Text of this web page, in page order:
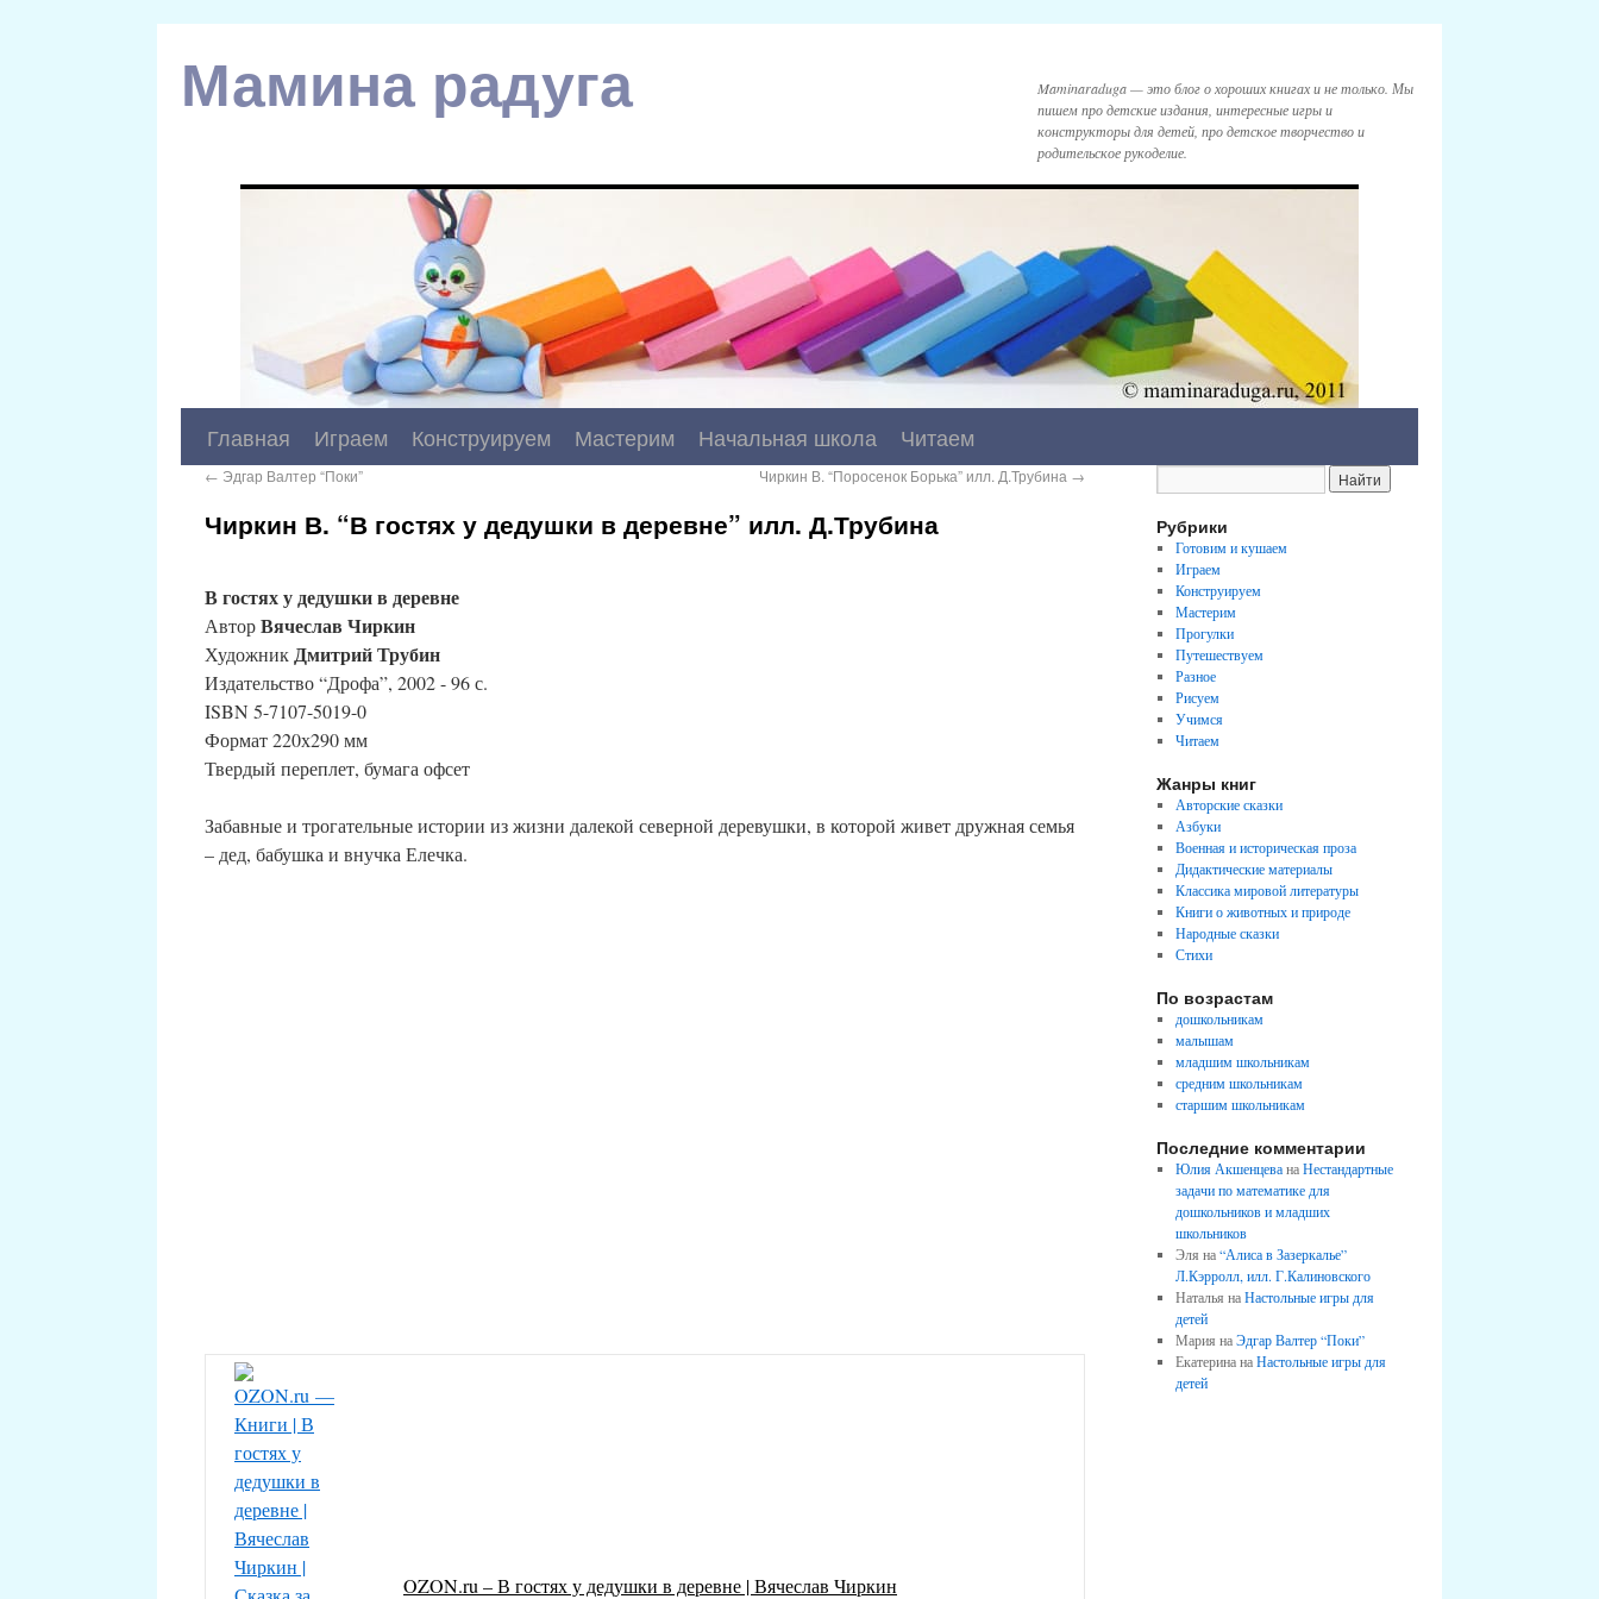
Мамина радуга
Maminaraduga — это блог о хороших книгах и не только. Мы
пишем про детские издания, интересные игры и
конструкторы для детей, про детское творчество и
родительское рукоделие.
Главная Играем Конструируем Мастерим Начальная школа Читаем
← Эдгар Валтер “Поки” Чиркин В. “Поросенок Борька” илл. Д.Трубина →
Чиркин В. “В гостях у дедушки в деревне” илл. Д.Трубина
В гостях у дедушки в деревне
АвторВячеслав Чиркин
ХудожникДмитрий Трубин
Издательство “Дрофа”, 2002 - 96 с.
ISBN 5-7107-5019-0
Формат 220х290 мм
Твердый переплет, бумага офсет
Забавные и трогательные истории из жизни далекой северной деревушки, в которой живет дружная семья
– дед, бабушка и внучка Елечка.
OZON.ru – В гостях у дедушки в деревне | Вячеслав Чиркин
Рубрики
Готовим и кушаем
Играем
Конструируем
Мастерим
Прогулки
Путешествуем
Разное
Рисуем
Учимся
Читаем
Жанры книг
Авторские сказки
Азбуки
Военная и историческая проза
Дидактические материалы
Классика мировой литературы
Книги о животных и природе
Народные сказки
Стихи
По возрастам
дошкольникам
малышам
младшим школьникам
средним школьникам
старшим школьникам
Последние комментарии
Юлия АкшенцеванаНестандартные
задачи по математике для
дошкольников и младших
школьников
Эля на“Алиса в Зазеркалье”
Л.Кэрролл, илл. Г.Калиновского
Наталья наНастольные игры для
детей
Мария наЭдгар Валтер “Поки”
Екатерина наНастольные игры для
детей